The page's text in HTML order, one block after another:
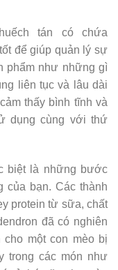
tán có chứa
để giúp quản lý sự
phẩm như những gì
liên tục và lâu dài
thấy bình tĩnh và
dụng cùng với thứ
biệt là những bước
của bạn. Các thành
protein từ sữa, chất
đã có nghiên
một con mèo bị
trong các món như